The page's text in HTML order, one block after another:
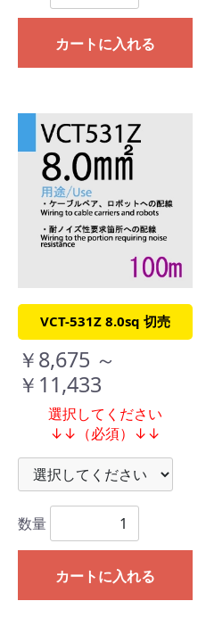
カートに入れる
VCT-531Z 8.0sq 切売
￥8,675 ～
￥11,433
選択してください
↓↓（必須）↓↓
数量
カートに入れる